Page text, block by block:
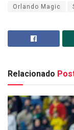
Orlando Magic
Relacionado